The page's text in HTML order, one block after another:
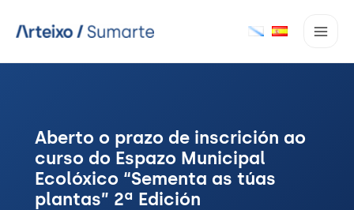
Aberto o prazo de inscrición ao
curso do Espazo Municipal
Ecolóxico “Sementa as túas
plantas” 2ª Edición